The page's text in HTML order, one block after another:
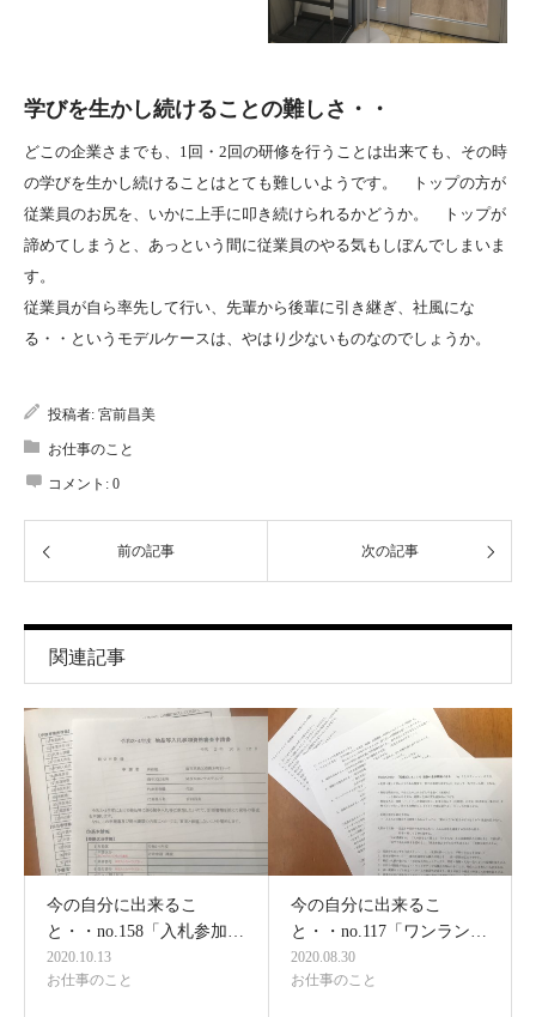
学びを生かし続けることの難しさ・・
どこの企業さまでも、1回・2回の研修を行うことは出来ても、その時
の学びを生かし続けることはとても難しいようです。 トップの方が
従業員のお尻を、いかに上手に叩き続けられるかどうか。 トップが
諦めてしまうと、あっという間に従業員のやる気もしぼんでしまいま
す。
従業員が自ら率先して行い、先輩から後輩に引き継ぎ、社風にな
る・・というモデルケースは、やはり少ないものなのでしょうか。
投稿者: 宮前昌美
お仕事のこと
コメント: 0
前の記事 次の記事
関連記事
今の自分に出来るこ
と・・no.158「入札参加…
2020.10.13
お仕事のこと
今の自分に出来るこ
と・・no.117「ワンラン…
2020.08.30
お仕事のこと